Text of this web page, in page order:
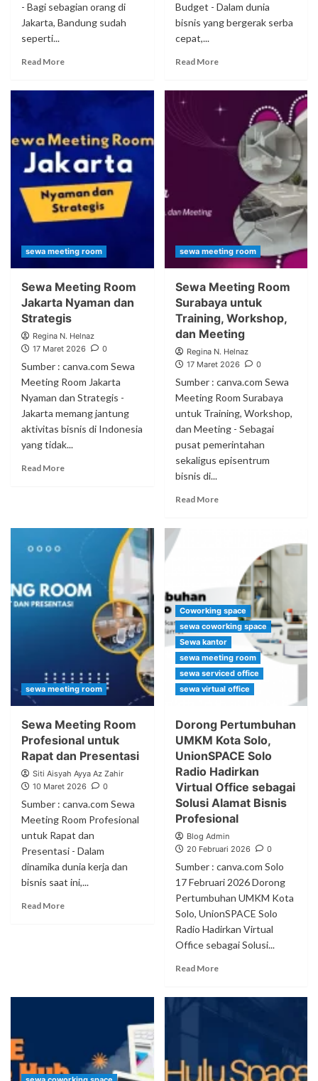
- Bagi sebagian orang di
Jakarta, Bandung sudah
seperti...
Read More
Budget - Dalam dunia
bisnis yang bergerak serba
cepat,...
Read More
sewa meeting room
Sewa Meeting Room
Jakarta Nyaman dan
Strategis
Regina N. Helnaz
17 Maret 2026
0
Sumber : canva.com Sewa
Meeting Room Jakarta
Nyaman dan Strategis -
Jakarta memang jantung
aktivitas bisnis di Indonesia
yang tidak...
Read More
sewa meeting room
Sewa Meeting Room
Surabaya untuk
Training, Workshop,
dan Meeting
Regina N. Helnaz
17 Maret 2026
0
Sumber : canva.com Sewa
Meeting Room Surabaya
untuk Training, Workshop,
dan Meeting - Sebagai
pusat pemerintahan
sekaligus episentrum
bisnis di...
Read More
sewa meeting room
Sewa Meeting Room
Profesional untuk
Rapat dan Presentasi
Siti Aisyah Ayya Az Zahir
10 Maret 2026
0
Sumber : canva.com Sewa
Meeting Room Profesional
untuk Rapat dan
Presentasi - Dalam
dinamika dunia kerja dan
bisnis saat ini,...
Read More
Coworking space
sewa coworking space
Sewa kantor
sewa meeting room
sewa serviced office
sewa virtual office
Dorong Pertumbuhan
UMKM Kota Solo,
UnionSPACE Solo
Radio Hadirkan
Virtual Office sebagai
Solusi Alamat Bisnis
Profesional
Blog Admin
20 Februari 2026
0
Sumber : canva.com Solo
17 Februari 2026 Dorong
Pertumbuhan UMKM Kota
Solo, UnionSPACE Solo
Radio Hadirkan Virtual
Office sebagai Solusi...
Read More